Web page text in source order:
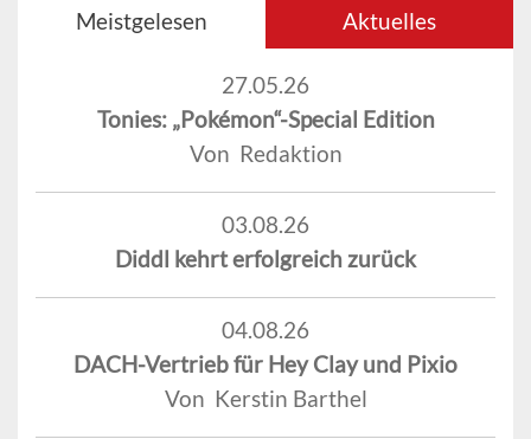
Meistgelesen Aktuelles
27.05.26
Tonies: „Pokémon“-Special Edition
Von Redaktion
03.08.26
Diddl kehrt erfolgreich zurück
04.08.26
DACH-Vertrieb für Hey Clay und Pixio
Von Kerstin Barthel